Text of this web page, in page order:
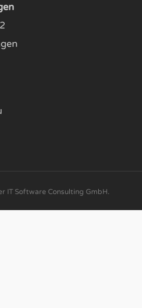
IT Software Consulting GmbH.